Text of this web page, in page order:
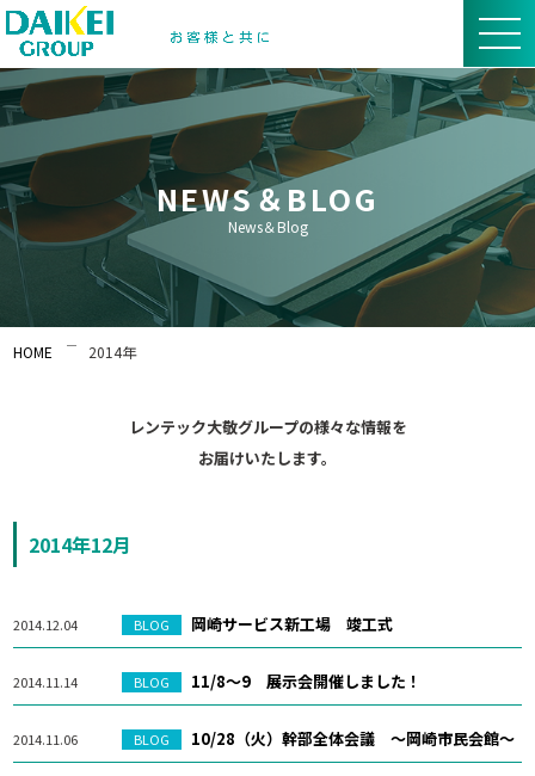
NEWS＆BLOG
News＆Blog
HOME 2014年
レンテック大敬グループの様々な情報を
お届けいたします。
2014年12月
2014.12.04 BLOG 岡崎サービス新工場 竣工式
2014.11.14 BLOG 11/8～9 展示会開催しました！
2014.11.06 BLOG 10/28（火）幹部全体会議 ～岡崎市民会館～